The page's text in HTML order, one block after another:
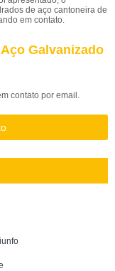
de aço cantoneira de
em contato.
Galvanizado
contato por email.